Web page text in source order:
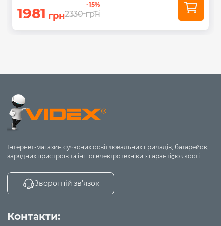
1981 грн
-15%
2330 грн
Інтернет-магазин сучасних освітлювальних приладів, батарейок,
зарядних пристроїв та іншої електротехніки з гарантією якості.
Зворотній зв’язок
Контакти: